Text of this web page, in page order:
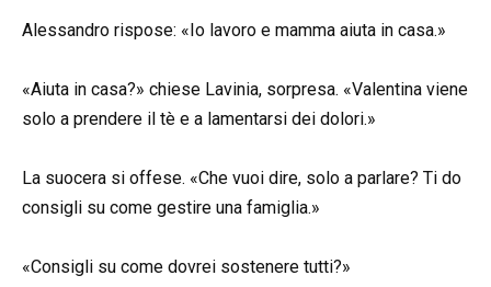
Alessandro rispose: «Io lavoro e mamma aiuta in casa.»
«Aiuta in casa?» chiese Lavinia, sorpresa. «Valentina viene
solo a prendere il tè e a lamentarsi dei dolori.»
La suocera si offese. «Che vuoi dire, solo a parlare? Ti do
consigli su come gestire una famiglia.»
«Consigli su come dovrei sostenere tutti?»